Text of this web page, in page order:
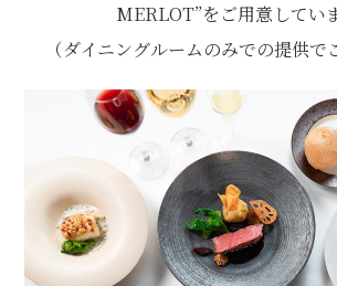
MERLOT”をご用意していま
（ダイニングルームのみでの提供で